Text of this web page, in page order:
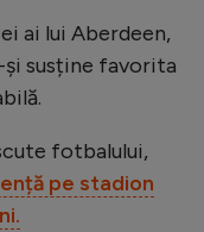
ai lui Aberdeen,
susține favorita
fotbalului,
pe stadion